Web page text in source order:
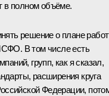
в полном объёме.
решение о плане работ
В том числе есть
групп, как я сказал,
расширения круга
Федерации,